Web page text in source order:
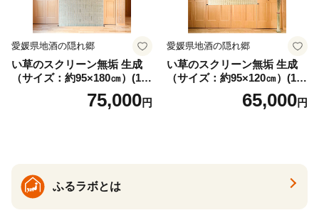
愛媛県地酒の隠れ郷
い草のスクリーン無垢 生成
（サイズ：約95×180㎝）(14
75,000円
愛媛県地酒の隠れ郷
い草のスクリーン無垢 生成
（サイズ：約95×120㎝）(14
65,000円
ふるラボとは